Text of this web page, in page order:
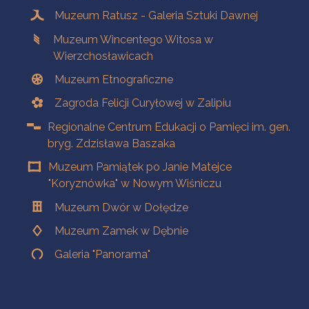
Muzeum Ratusz - Galeria Sztuki Dawnej
Muzeum Wincentego Witosa w
Wierzchosławicach
Muzeum Etnograficzne
Zagroda Felicji Curyłowej w Zalipiu
Regionalne Centrum Edukacji o Pamięci im. gen.
bryg. Zdzisława Baszaka
Muzeum Pamiątek po Janie Matejce
"Koryznówka" w Nowym Wiśniczu
Muzeum Dwór w Dołędze
Muzeum Zamek w Dębnie
Galeria "Panorama"